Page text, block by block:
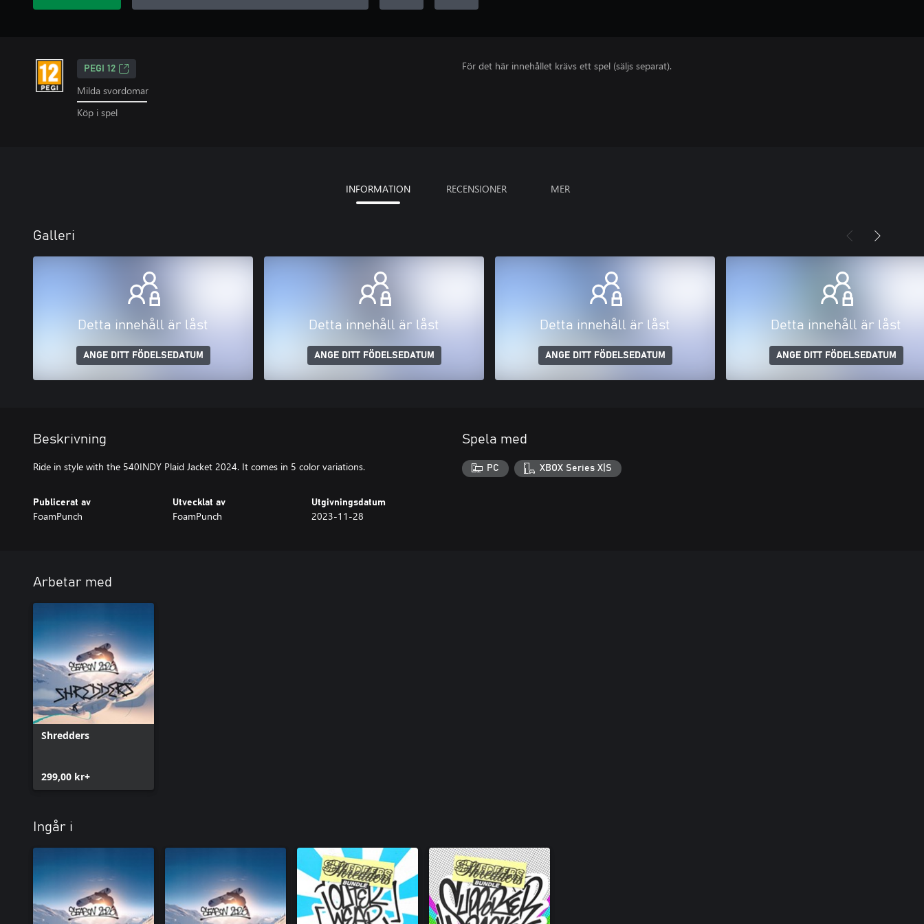
PEGI 12
Milda svordomar
Köp i spel
För det här innehållet krävs ett spel (säljs separat).
INFORMATION RECENSIONER MER
Galleri
Detta innehåll är låst
ANGE DITT FÖDELSEDATUM
Detta innehåll är låst
ANGE DITT FÖDELSEDATUM
Detta innehåll är låst
ANGE DITT FÖDELSEDATUM
Detta innehåll är låst
ANGE DITT FÖDELSEDATUM
Beskrivning
Ride in style with the 540INDY Plaid Jacket 2024. It comes in 5 color variations.
Publicerat av
FoamPunch
Utvecklat av
FoamPunch
Utgivningsdatum
2023-11-28
Spela med
PC XBOX Series X|S
Arbetar med
Shredders
299,00 kr+
Ingår i